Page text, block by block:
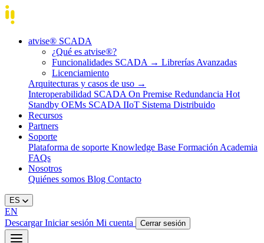
atvise® SCADA
¿Qué es atvise®?
Funcionalidades SCADA → Librerías Avanzadas
Licenciamiento
Arquitecturas y casos de uso →
Interoperabilidad SCADA On Premise Redundancia Hot
Standby OEMs SCADA IIoT Sistema Distribuido
Recursos
Partners
Soporte
Plataforma de soporte Knowledge Base Formación Academia
FAQs
Nosotros
Quiénes somos Blog Contacto
ES
EN
DescargarIniciar sesión Mi cuenta Cerrar sesión